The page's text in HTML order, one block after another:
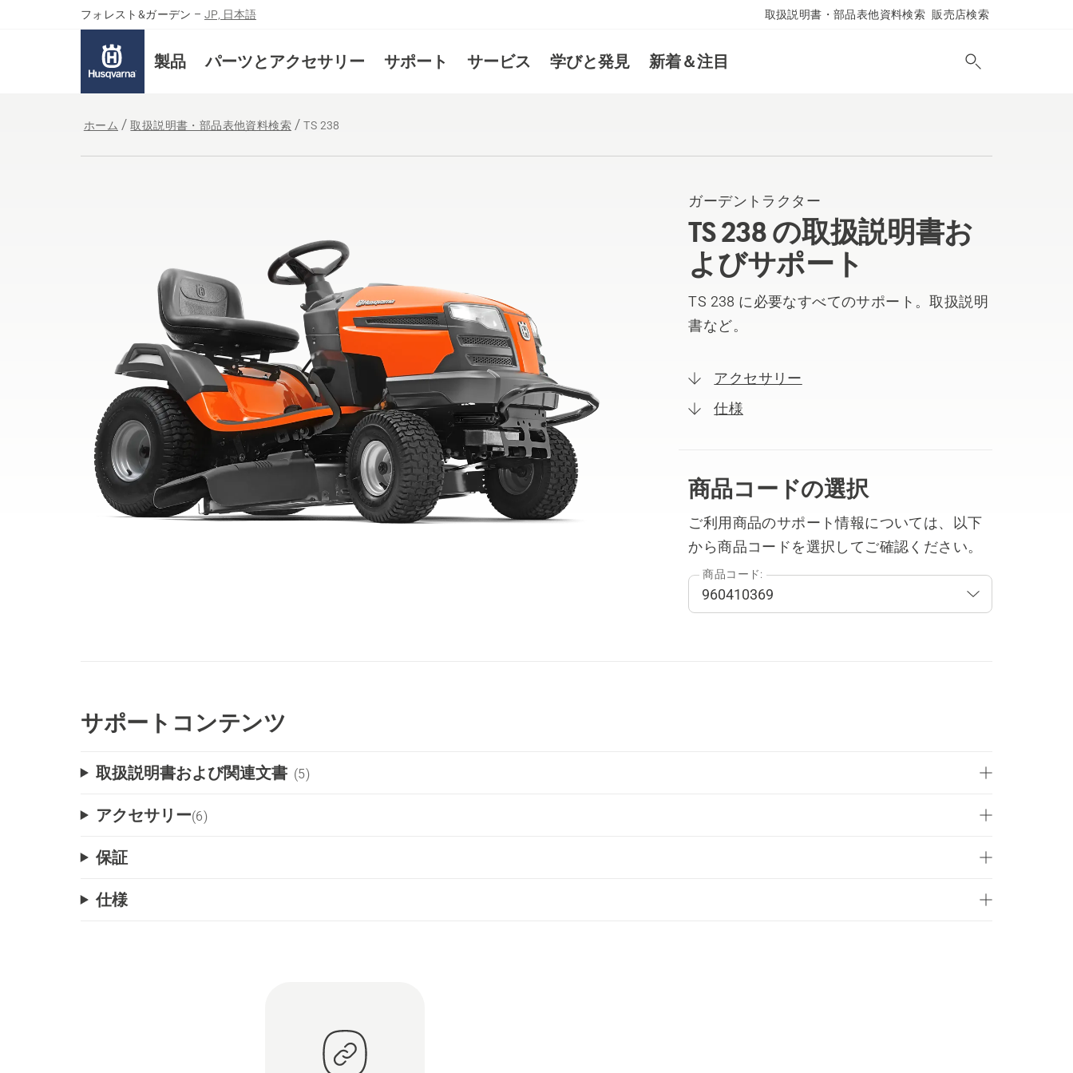
フォレスト&ガーデン – JP, 日本語 取扱説明書・部品表他資料検索 販売店検索
製品 パーツとアクセサリー サポート サービス 学びと発見 新着＆注目
ホーム 取扱説明書・部品表他資料検索 TS 238
ガーデントラクター
TS 238 の取扱説明書お
よびサポート
TS 238 に必要なすべてのサポート。取扱説明
書など。
アクセサリー
仕様
商品コードの選択
ご利用商品のサポート情報については、以下
から商品コードを選択してご確認ください。
商品コード:
サポートコンテンツ
取扱説明書および関連文書 (5)
アクセサリー(6)
保証
仕様